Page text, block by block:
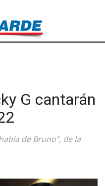
G cantarán
de Bruno”, de la